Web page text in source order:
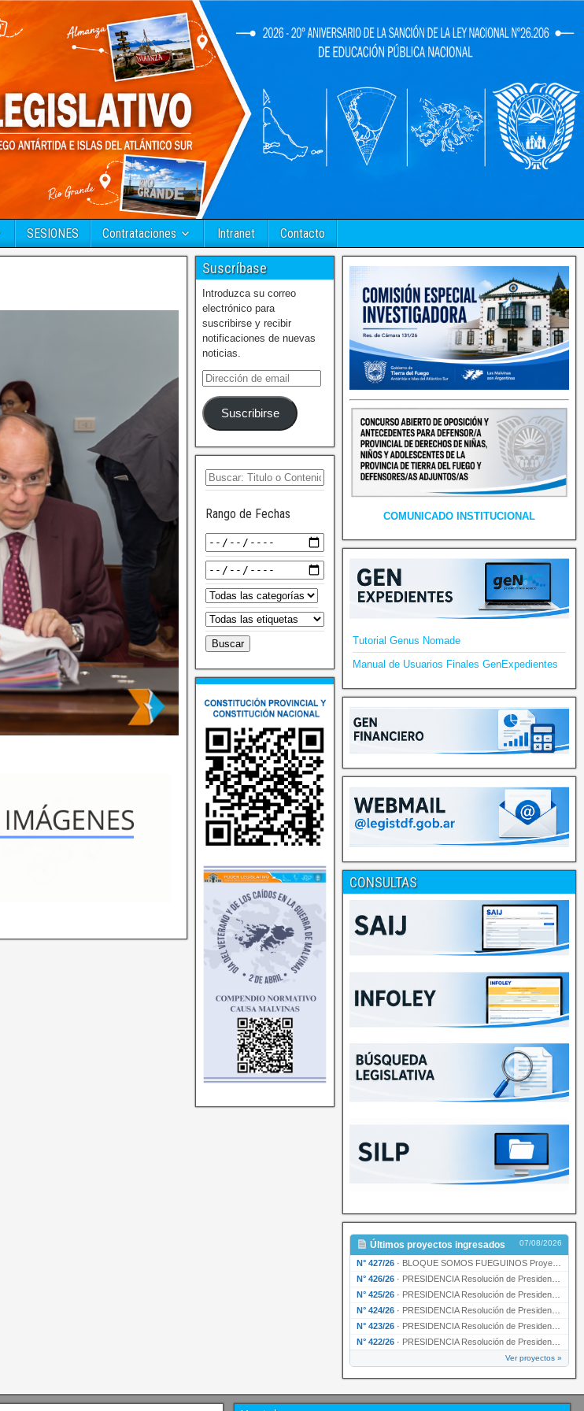
SESIONES Contrataciones Intranet Contacto
Suscríbase
Introduzca su correo
electrónico para
suscribirse y recibir
notificaciones de nuevas
noticias.
Suscribirse
Rango de Fechas COMUNICADO INSTITUCIONAL
Tutorial Genus Nomade
Manual de Usuarios Finales GenExpedientes
CONSULTAS
Últimos proyectos ingresados 07/08/2026
N° 427/26 · BLOQUE SOMOS FUEGUINOS Proyecto de Declaración declarando de interés provincial PRESIDENCI…
N° 426/26 · PRESIDENCIA Resolución de Presidencia N° 216/26 declarando de interés provincial la labor …
N° 425/26 · PRESIDENCIA Resolución de Presidencia N° 212/26 declarando de interés provincial el “50° A…
N° 424/26 · PRESIDENCIA Resolución de Presidencia Nº 210/26 declarando de interés provincial el proyec…
N° 423/26 · PRESIDENCIA Resolución de Presidencia Nº 209/26 declarando de interés provincial la presen…
N° 422/26 · PRESIDENCIA Resolución de Presidencia N° 200/26 para su ratificación.
Ver proyectos »